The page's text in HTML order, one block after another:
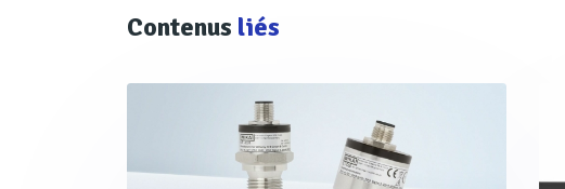
Contenus liés